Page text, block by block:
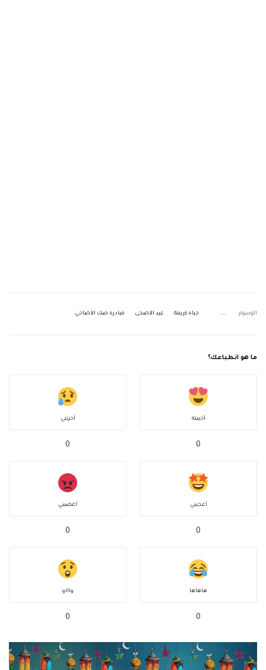
الوسوم حياة كريمة عيد الأضحى مبادرة صك الأضاحي
ما هو انطباعك؟
أحببته
0
أحزنني
0
أعجبني
0
أغضبني
0
هاهاها
0
واااو
0